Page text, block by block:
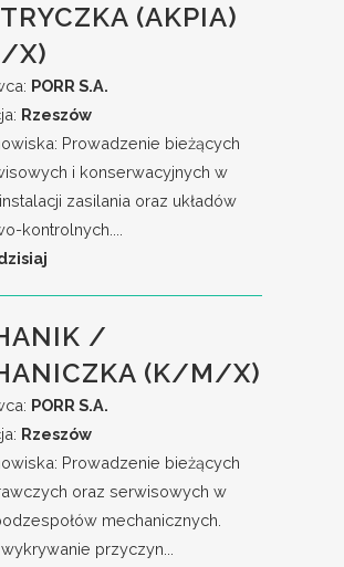
(AKPIA)
X)
PORR S.A.
Rzeszów
Prowadzenie bieżących
i konserwacyjnych w
zasilania oraz układów
kontrolnych....
/
(K/M/X)
PORR S.A.
Rzeszów
Prowadzenie bieżących
oraz serwisowych w
mechanicznych.
przyczyn...